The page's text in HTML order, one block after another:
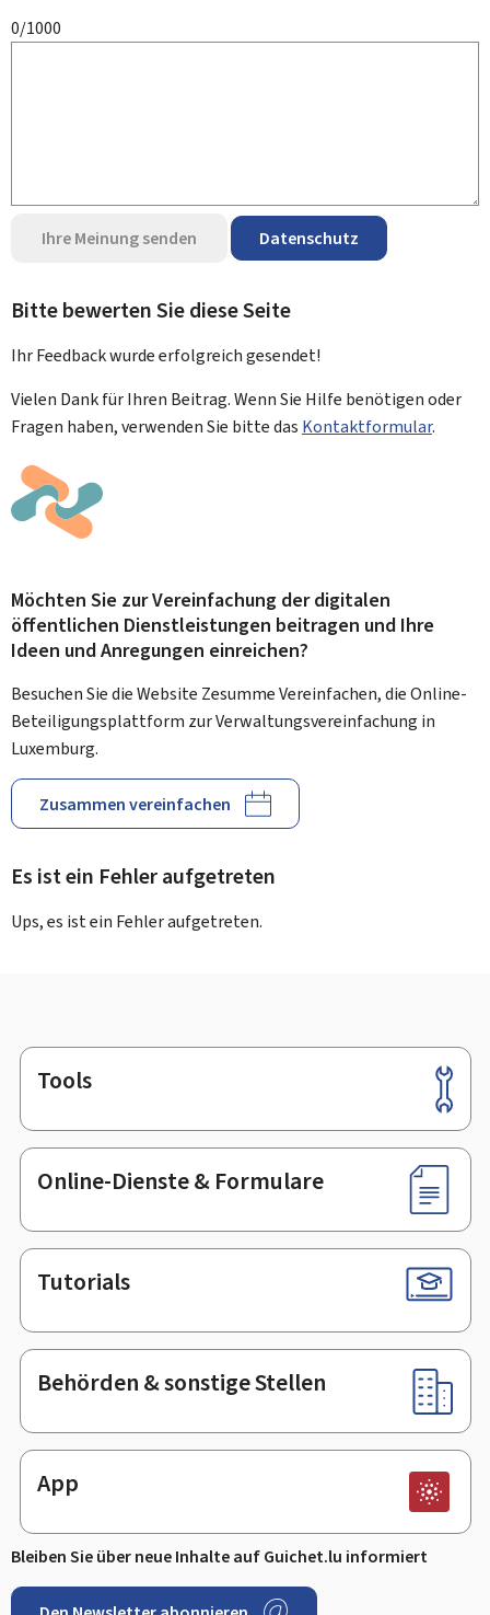
0/1000
Ihre Meinung senden Datenschutz
Bitte bewerten Sie diese Seite
Ihr Feedback wurdeerfolgreichgesendet!
Vielen Dank für Ihren Beitrag. Wenn Sie Hilfe benötigen oder
Fragen haben, verwenden Sie bitte das Kontaktformular.
Möchten Sie zur Vereinfachung der digitalen
öffentlichen Dienstleistungen beitragen und Ihre
Ideen und Anregungen einreichen?
Besuchen Sie die Website Zesumme Vereinfachen, die Online-
Beteiligungsplattform zur Verwaltungsvereinfachung in
Luxemburg.
Zusammen vereinfachen
Es ist ein Fehler aufgetreten
Ups, es ist ein Fehler aufgetreten.
Footer
Tools
Online-Dienste & Formulare
Tutorials
Behörden & sonstige Stellen
App
Bleiben Sie über neue Inhalte auf Guichet.lu informiert